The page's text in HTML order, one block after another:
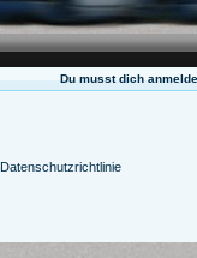
Du musst dich
Datenschutzrichtlinie